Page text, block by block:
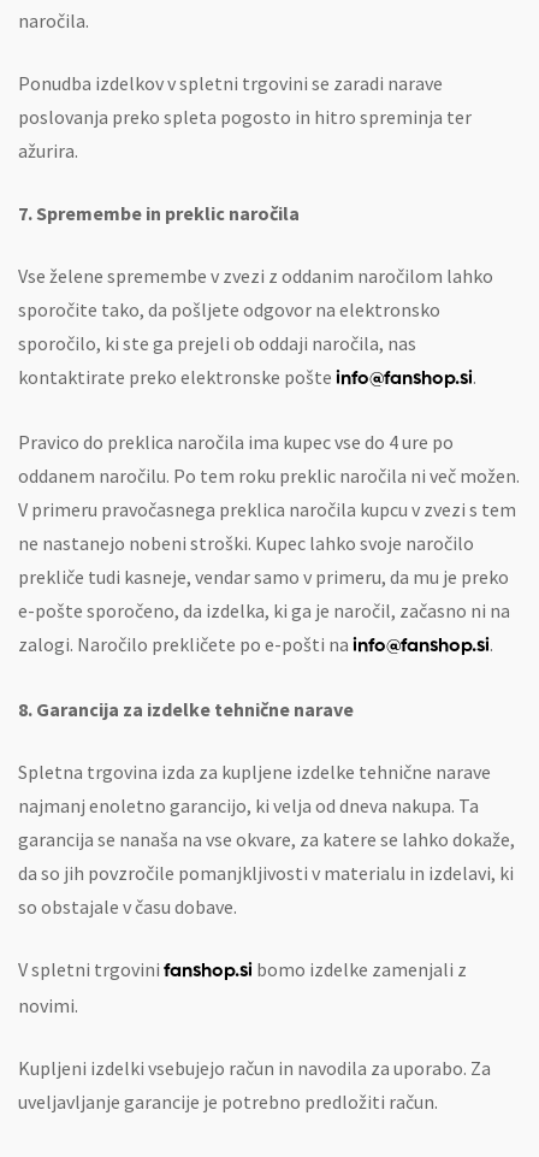
naročila.
Ponudba izdelkov v spletni trgovini se zaradi narave
poslovanja preko spleta pogosto in hitro spreminja ter
ažurira.
7. Spremembe in preklic naročila
Vse želene spremembe v zvezi z oddanim naročilom lahko
sporočite tako, da pošljete odgovor na elektronsko
sporočilo, ki ste ga prejeli ob oddaji naročila, nas
kontaktirate preko elektronske pošte info@fanshop.si.
Pravico do preklica naročila ima kupec vse do 4 ure po
oddanem naročilu. Po tem roku preklic naročila ni več možen.
V primeru pravočasnega preklica naročila kupcu v zvezi s tem
ne nastanejo nobeni stroški. Kupec lahko svoje naročilo
prekliče tudi kasneje, vendar samo v primeru, da mu je preko
e-pošte sporočeno, da izdelka, ki ga je naročil, začasno ni na
zalogi. Naročilo prekličete po e-pošti na info@fanshop.si.
8. Garancija za izdelke tehnične narave
Spletna trgovina izda za kupljene izdelke tehnične narave
najmanj enoletno garancijo, ki velja od dneva nakupa. Ta
garancija se nanaša na vse okvare, za katere se lahko dokaže,
da so jih povzročile pomanjkljivosti v materialu in izdelavi, ki
so obstajale v času dobave.
V spletni trgovini fanshop.si bomo izdelke zamenjali z
novimi.
Kupljeni izdelki vsebujejo račun in navodila za uporabo. Za
uveljavljanje garancije je potrebno predložiti račun.